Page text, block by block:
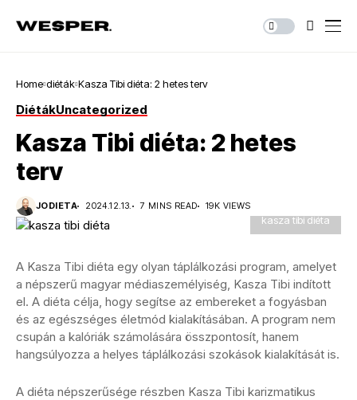
Home diéták Kasza Tibi diéta: 2 hetes terv
DiétákUncategorized
Kasza Tibi diéta: 2 hetes
terv
JODIETA 2024.12.13. 7 MINS READ 19K VIEWS
kasza tibi diéta
A Kasza Tibi diéta egy olyan táplálkozási program, amelyet
a népszerű magyar médiaszemélyiség, Kasza Tibi indított
el. A diéta célja, hogy segítse az embereket a fogyásban
és az egészséges életmód kialakításában. A program nem
csupán a kalóriák számolására összpontosít, hanem
hangsúlyozza a helyes táplálkozási szokások kialakítását is.
A diéta népszerűsége részben Kasza Tibi karizmatikus